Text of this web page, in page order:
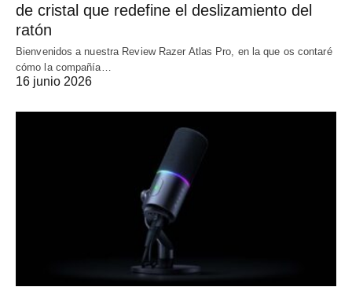
de cristal que redefine el deslizamiento del
ratón
Bienvenidos a nuestra Review Razer Atlas Pro, en la que os contaré
cómo la compañía…
16 junio 2026